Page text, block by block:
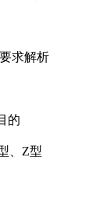
求解析
的
、Z型